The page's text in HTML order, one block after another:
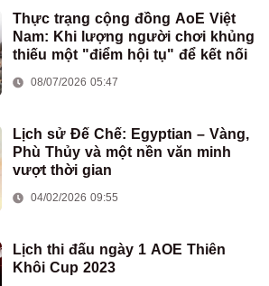
Thực trạng cộng đồng AoE Việt
Nam: Khi lượng người chơi khủng
thiếu một "điểm hội tụ" để kết nối
08/07/2026 05:47
Lịch sử Đế Chế: Egyptian – Vàng,
Phù Thủy và một nền văn minh
vượt thời gian
04/02/2026 09:55
Lịch thi đấu ngày 1 AOE Thiên
Khôi Cup 2023